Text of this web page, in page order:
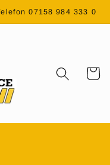
07158 984 333 0